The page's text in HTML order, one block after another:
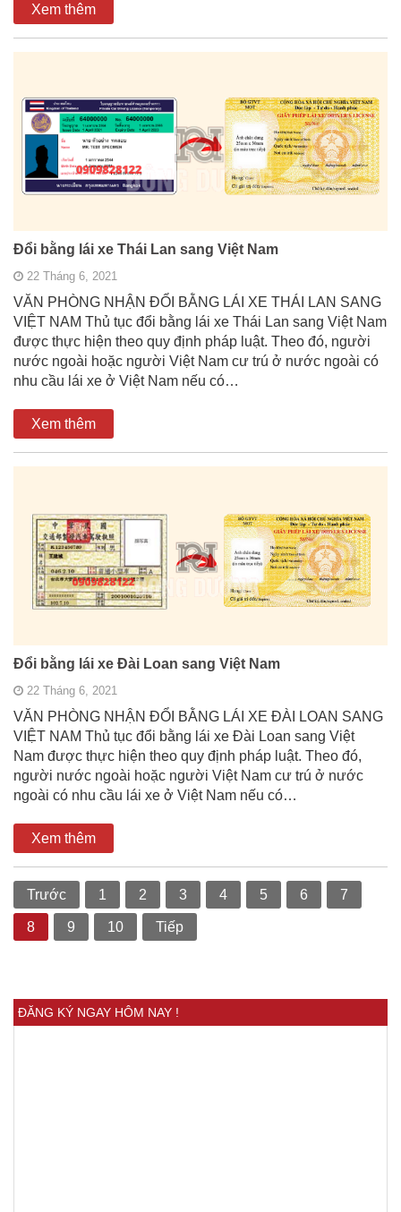
Xem thêm
Đổi bằng lái xe Thái Lan sang Việt Nam
22 Tháng 6, 2021
VĂN PHÒNG NHẬN ĐỔI BẰNG LÁI XE THÁI LAN SANG
VIỆT NAM Thủ tục đổi bằng lái xe Thái Lan sang Việt Nam
được thực hiện theo quy định pháp luật. Theo đó, người
nước ngoài hoặc người Việt Nam cư trú ở nước ngoài có
nhu cầu lái xe ở Việt Nam nếu có…
Xem thêm
Đổi bằng lái xe Đài Loan sang Việt Nam
22 Tháng 6, 2021
VĂN PHÒNG NHẬN ĐỔI BẰNG LÁI XE ĐÀI LOAN SANG
VIỆT NAM Thủ tục đổi bằng lái xe Đài Loan sang Việt
Nam được thực hiện theo quy định pháp luật. Theo đó,
người nước ngoài hoặc người Việt Nam cư trú ở nước
ngoài có nhu cầu lái xe ở Việt Nam nếu có…
Xem thêm
Trước 1 2 3 4 5 6 7
8 9 10 Tiếp
ĐĂNG KÝ NGAY HÔM NAY !